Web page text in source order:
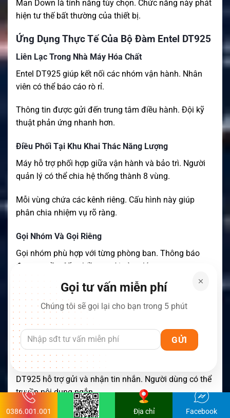
Man Down là tính năng tùy chọn. Chức năng này phát
hiện tư thế bất thường của thiết bị.
Ứng Dụng Thực Tế Của Bộ Đàm Entel DT925
Liên Lạc Trong Nhà Máy Hóa Chất
Entel DT925 giúp kết nối các nhóm vận hành. Nhân
viên có thể báo cáo rò rỉ.
Thông tin được gửi đến trung tâm điều hành. Đội kỹ
thuật phản ứng nhanh hơn.
Điều Phối Tại Khu Khai Thác Năng Lượng
Máy hỗ trợ phối hợp giữa vận hành và bảo trì. Người
quản lý có thể chia hệ thống thành 8 vùng.
Mỗi vùng chứa các kênh riêng. Cấu hình này giúp
phân chia nhiệm vụ rõ ràng.
Gọi Nhóm Và Gọi Riêng
Gọi nhóm phù hợp với từng phòng ban. Thông báo
được truyền đến nhiều người cùng lúc.
Gọi riêng phù hợp với trao đổi cá nhân. Nội dung
không làm gián đoạn nhóm khác.
Caller ID giúp nhận biết người đang phát. Người quản
lý dễ theo dõi liên lạc hơn.
Gửi Và Nhận Tin Nhắn DMR
DT925 hỗ trợ gửi và nhận tin nhắn. Người dùng có thể
truyền nội dung ngắn.
Tin nhắn phù hợp với khu vực nhiều tiếng ồn. Nội dung
Gọi tư vấn miễn phí
Chúng tôi sẽ gọi lại cho bạn trong 5 phút
0386.001.001 Địa chỉ Facebook